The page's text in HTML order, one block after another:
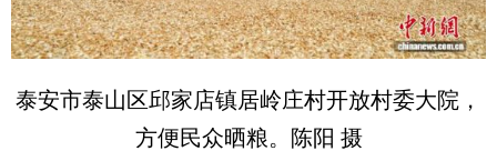
泰安市泰山区邱家店镇居岭庄村开放村委大院，
方便民众晒粮。陈阳 摄